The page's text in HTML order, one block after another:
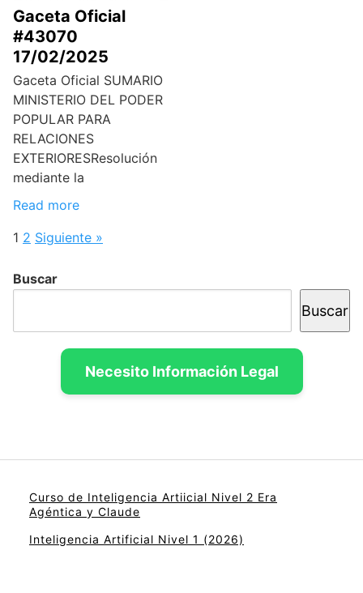
Gaceta Oficial
#43070
17/02/2025
Gaceta Oficial SUMARIO
MINISTERIO DEL PODER
POPULAR PARA
RELACIONES
EXTERIORESResolución
mediante la
Read more
1 2 Siguiente »
Buscar
Buscar
Necesito Información Legal
Curso de Inteligencia Artiicial Nivel 2 Era
Agéntica y Claude
Inteligencia Artificial Nivel 1 (2026)